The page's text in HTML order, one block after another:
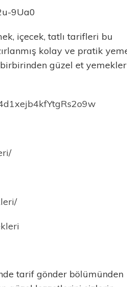
9Ua0
içecek, tatlı tarifleri bu
kolay ve pratik
güzel et
tarif gönder bölümünden